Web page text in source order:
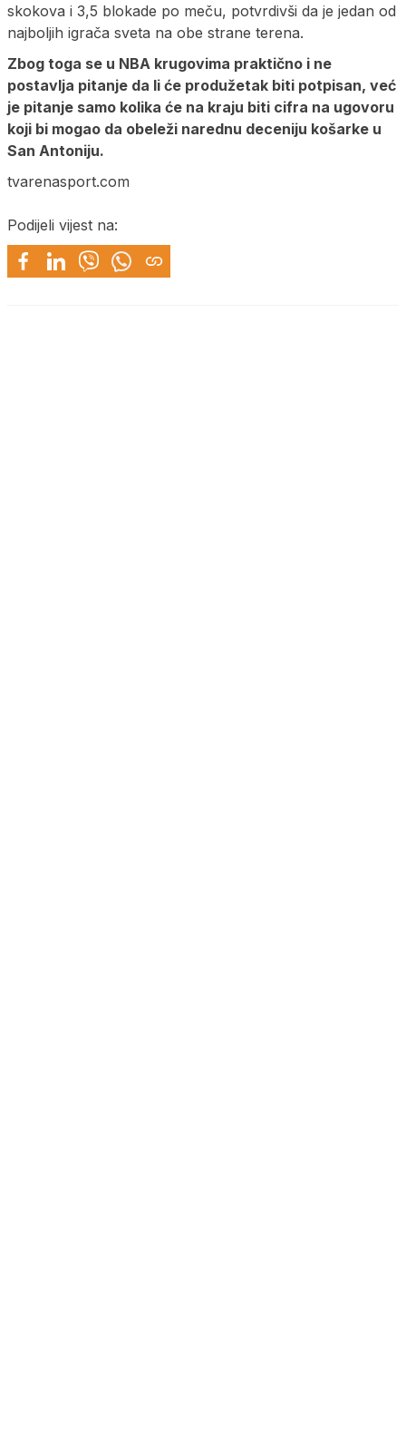
skokova i 3,5 blokade po meču, potvrdivši da je jedan od
najboljih igrača sveta na obe strane terena.
Zbog toga se u NBA krugovima praktično i ne
postavlja pitanje da li će produžetak biti potpisan, već
je pitanje samo kolika će na kraju biti cifra na ugovoru
koji bi mogao da obeleži narednu deceniju košarke u
San Antoniju.
tvarenasport.com
Podijeli vijest na: